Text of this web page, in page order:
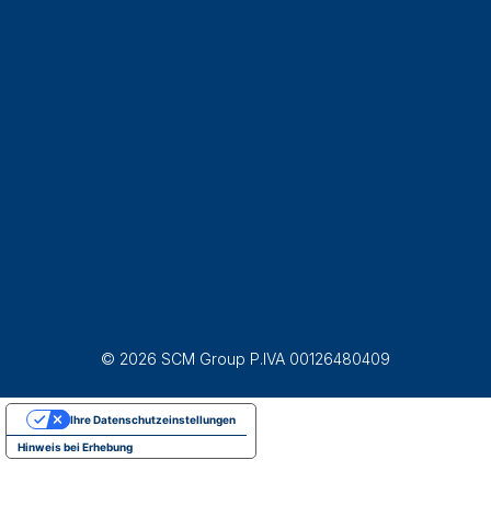
© 2026 SCM Group P.IVA 00126480409
Hinweis bei Erhebung
Ihre Datenschutzeinstellungen